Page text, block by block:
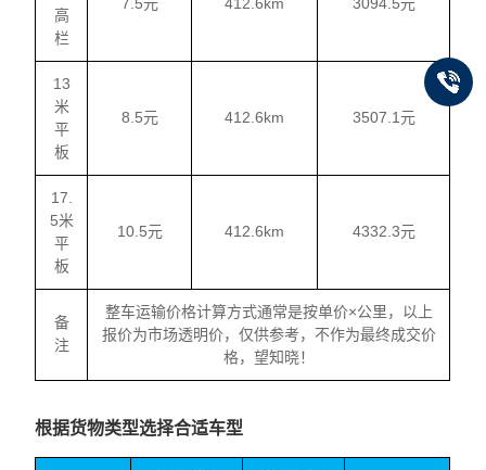
高
栏
7.5元 412.6km 3094.5元
13
米
平
板
8.5元 412.6km 3507.1元
17.
5米
平
板
10.5元 412.6km 4332.3元
备
注
整车运输价格计算方式通常是按单价×公里，以上
报价为市场透明价，仅供参考，不作为最终成交价
格，望知晓！
根据货物类型选择合适车型